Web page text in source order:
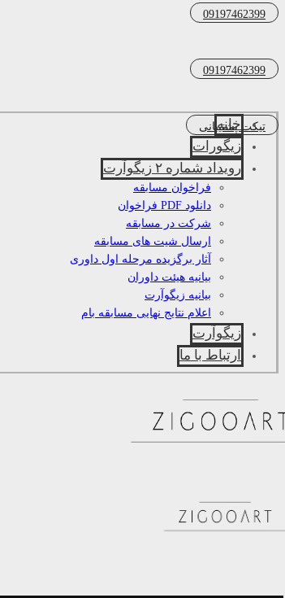
09197462399
09197462399
تیکت پشتیبانی
خانه
زیگورات
رویداد شماره ۲ زیگوآرت
فراخوان مسابقه
دانلود PDF فراخوان
شرکت در مسابقه
ارسال شیت های مسابقه
آثار برگزیده مرحله اول داوری
بیانیه هیئت داوران
بیانیه زیگوآرت
اعلام نتایج نهایی مسابقه بام
زیگوآرت
ارتباط با ما